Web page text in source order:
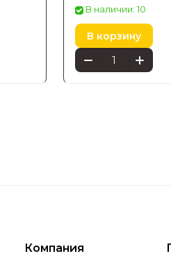
В наличии: 10
В корзину
Компания